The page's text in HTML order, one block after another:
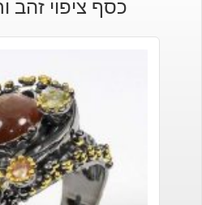
כסף ציפוי זהב